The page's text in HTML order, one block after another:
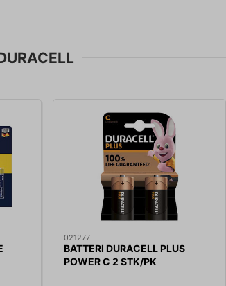
021277
BATTERI DURACELL PLUS
POWER C 2 STK/PK